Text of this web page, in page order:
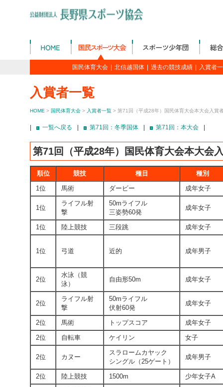
国民体育大会 北信越国体 過去の競技成績 入賞者
入賞者一覧
HOME > 国民体育大会 > 入賞者一覧 > 第71回（平成28年）国民体育大会本大会入賞
一覧へ戻る 第71回：冬季国体 第71回：本大会
第71回（平成28年）国民体育大会本大会
順位 競技 種目
種別
1位
馬術 ダービー 成年女子
1位
ライフル射
撃
50mライフル
三姿勢60発
成年女子
1位 陸上競技 三段跳 成年女子
1位 弓道 近的 成年男子
2位
水泳（競
泳）
自由形50m 成年女子
2位
ライフル射
撃
50mライフル
伏射60発
成年女子
2位 馬術 トップスコア
成年女子
2位
自転車 ケイリン 女子
2位 カヌー
スラロームカヤック
シングル（25ゲート）
成年男子
2位 陸上競技 1500m 少年女子A